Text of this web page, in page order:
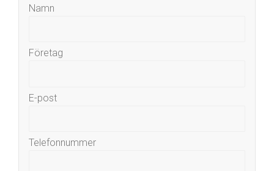
Namn
Företag
E-post
Telefonnummer